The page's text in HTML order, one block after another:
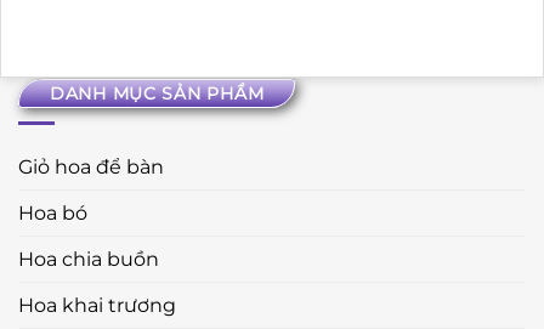
DANH MỤC SẢN PHẨM
Giỏ hoa để bàn
Hoa bó
Hoa chia buồn
Hoa khai trương